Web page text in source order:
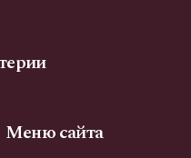
Меню сайта